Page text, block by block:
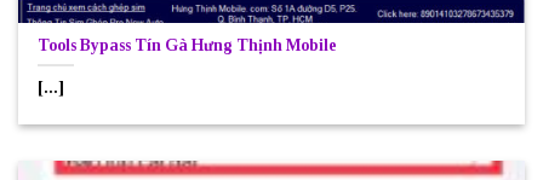
Tools Bypass Tín Gà Hưng Thịnh Mobile
[...]